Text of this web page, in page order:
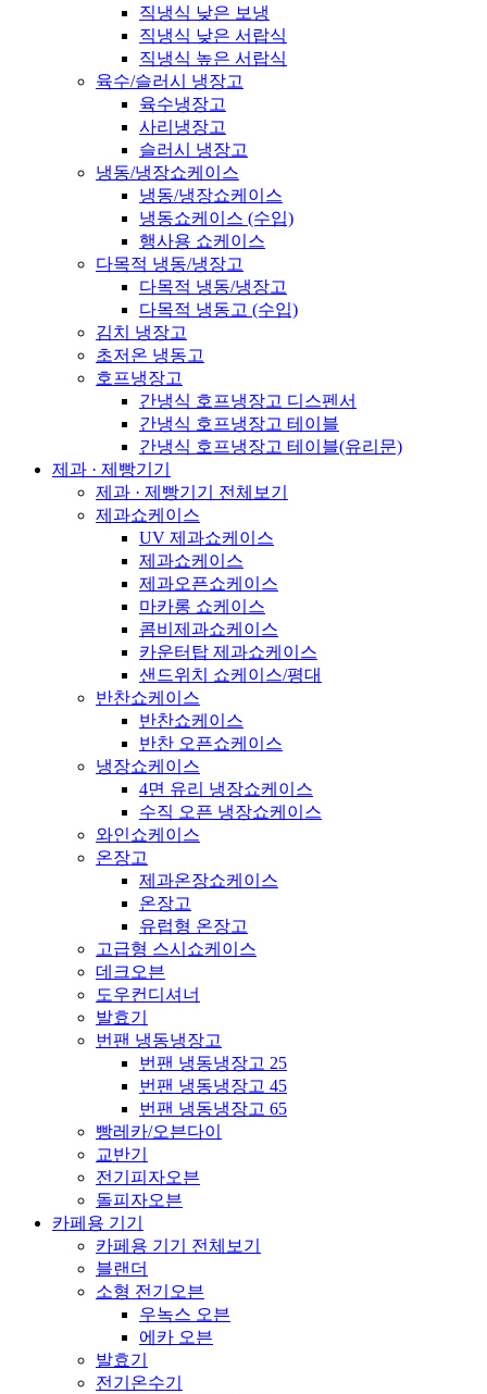
직냉식 낮은 보냉
직냉식 낮은 서랍식
직냉식 높은 서랍식
육수/슬러시 냉장고
육수냉장고
사리냉장고
슬러시 냉장고
냉동/냉장쇼케이스
냉동/냉장쇼케이스
냉동쇼케이스 (수입)
행사용 쇼케이스
다목적 냉동/냉장고
다목적 냉동/냉장고
다목적 냉동고 (수입)
김치 냉장고
초저온 냉동고
호프냉장고
간냉식 호프냉장고 디스펜서
간냉식 호프냉장고 테이블
간냉식 호프냉장고 테이블(유리문)
제과 · 제빵기기
제과 · 제빵기기 전체보기
제과쇼케이스
UV 제과쇼케이스
제과쇼케이스
제과오픈쇼케이스
마카롱 쇼케이스
콤비제과쇼케이스
카운터탑 제과쇼케이스
샌드위치 쇼케이스/평대
반찬쇼케이스
반찬쇼케이스
반찬 오픈쇼케이스
냉장쇼케이스
4면 유리 냉장쇼케이스
수직 오픈 냉장쇼케이스
와인쇼케이스
온장고
제과온장쇼케이스
온장고
유럽형 온장고
고급형 스시쇼케이스
데크오븐
도우컨디셔너
발효기
번팬 냉동냉장고
번팬 냉동냉장고 25
번팬 냉동냉장고 45
번팬 냉동냉장고 65
빵레카/오븐다이
교반기
전기피자오븐
돌피자오븐
카페용 기기
카페용 기기 전체보기
블랜더
소형 전기오븐
우녹스 오븐
에카 오븐
발효기
전기온수기